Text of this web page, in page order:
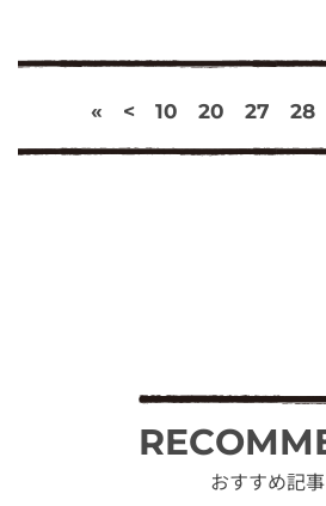
« < 10 20 27 28
おすすめ記事